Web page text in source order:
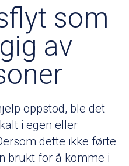
som
av
oppstod, ble det
i egen eller
dette ikke førte
brukt for å komme i